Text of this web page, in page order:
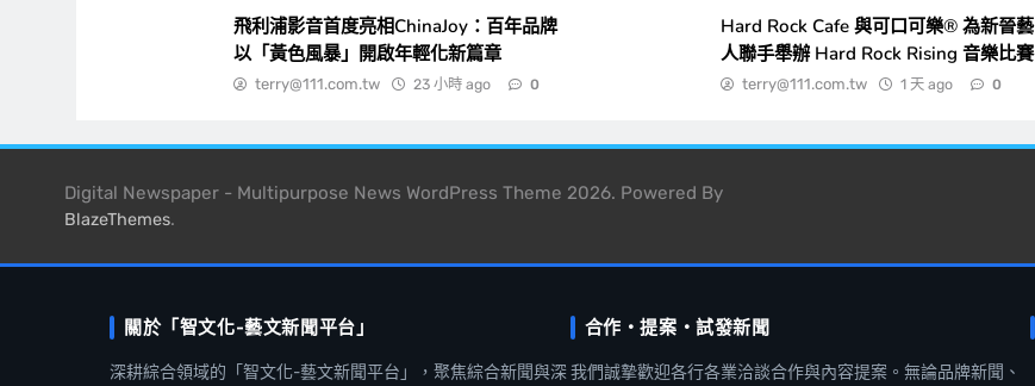
飛利浦影音首度亮相ChinaJoy：百年品牌
以「黃色風暴」開啟年輕化新篇章
terry@111.com.tw 23 小時 ago 0
Hard Rock Cafe 與可口可樂® 為新晉藝
人聯手舉辦 Hard Rock Rising 音樂比賽
terry@111.com.tw 1 天 ago 0
Digital Newspaper - Multipurpose News WordPress Theme 2026. Powered By
BlazeThemes.
關於「智文化-藝文新聞平台」
深耕綜合領域的「智文化-藝文新聞平台」，聚焦綜合新聞與深
合作・提案・試發新聞
我們誠摯歡迎各行各業洽談合作與內容提案。無論品牌新聞、